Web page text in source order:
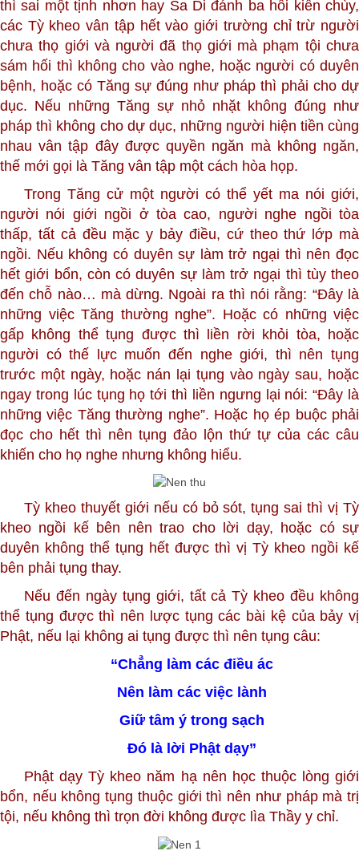
thì sai một tịnh nhơn hay Sa Di đánh ba hồi kiền chùy,
các Tỳ kheo vân tập hết vào giới trường chỉ trừ người
chưa thọ giới và người đã thọ giới mà phạm tội chưa
sám hối thì không cho vào nghe, hoặc người có duyên
bệnh, hoặc có Tăng sự đúng như pháp thì phải cho dự
dục. Nếu những Tăng sự nhỏ nhặt không đúng như
pháp thì không cho dự dục, những người hiện tiền cùng
nhau vân tập đây được quyền ngăn mà không ngăn,
thế mới gọi là Tăng vân tập một cách hòa họp.
Trong Tăng cử một người có thể yết ma nói giới,
người nói giới ngồi ở tòa cao, người nghe ngồi tòa
thấp, tất cả đều mặc y bảy điều, cứ theo thứ lớp mà
ngồi. Nếu không có duyên sự làm trở ngại thì nên đọc
hết giới bổn, còn có duyên sự làm trở ngại thì tùy theo
đến chỗ nào… mà dừng. Ngoài ra thì nói rằng: “Đây là
những việc Tăng thường nghe”. Hoặc có những việc
gấp không thể tụng được thì liền rời khỏi tòa, hoặc
người có thế lực muốn đến nghe giới, thì nên tụng
trước một ngày, hoặc nán lại tụng vào ngày sau, hoặc
ngay trong lúc tụng họ tới thì liền ngưng lại nói: “Đây là
những việc Tăng thường nghe”. Hoặc họ ép buộc phải
đọc cho hết thì nên tụng đảo lộn thứ tự của các câu
khiến cho họ nghe nhưng không hiểu.
Tỳ kheo thuyết giới nếu có bỏ sót, tụng sai thì vị Tỳ
kheo ngồi kế bên nên trao cho lời dạy, hoặc có sự
duyên không thể tụng hết được thì vị Tỳ kheo ngồi kế
bên phải tụng thay.
Nếu đến ngày tụng giới, tất cả Tỳ kheo đều không
thể tụng được thì nên lược tụng các bài kệ của bảy vị
Phật, nếu lại không ai tụng được thì nên tụng câu:
“Chẳng làm các điều ác
Nên làm các việc lành
Giữ tâm ý trong sạch
Đó là lời Phật dạy”
Phật dạy Tỳ kheo năm hạ nên học thuộc lòng giới
bổn, nếu không tụng thuộc giới thì nên như pháp mà trị
tội, nếu không thì trọn đời không được lìa Thầy y chỉ.